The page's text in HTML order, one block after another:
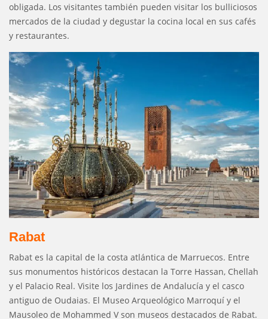
obligada. Los visitantes también pueden visitar los bulliciosos
mercados de la ciudad y degustar la cocina local en sus cafés
y restaurantes.
Rabat
Rabat es la capital de la costa atlántica de Marruecos. Entre
sus monumentos históricos destacan la Torre Hassan, Chellah
y el Palacio Real. Visite los Jardines de Andalucía y el casco
antiguo de Oudaias. El Museo Arqueológico Marroquí y el
Mausoleo de Mohammed V son museos destacados de Rabat.